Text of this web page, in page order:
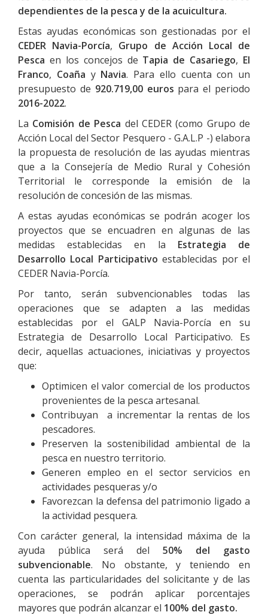
dependientes de la pesca y de la acuicultura.
Estas ayudas económicas son gestionadas por el
CEDER Navia-Porcía, Grupo de Acción Local de
Pesca en los concejos de Tapia de Casariego, El
Franco, Coaña y Navia. Para ello cuenta con un
presupuesto de 920.719,00 euros para el periodo
2016-2022.
La Comisión de Pesca del CEDER (como Grupo de
Acción Local del Sector Pesquero - G.A.L.P -) elabora
la propuesta de resolución de las ayudas mientras
que a la Consejería de Medio Rural y Cohesión
Territorial le corresponde la emisión de la
resolución de concesión de las mismas.
A estas ayudas económicas se podrán acoger los
proyectos que se encuadren en algunas de las
medidas establecidas en la Estrategia de
Desarrollo Local Participativo establecidas por el
CEDER Navia-Porcía.
Por tanto, serán subvencionables todas las
operaciones que se adapten a las medidas
establecidas por el GALP Navia-Porcía en su
Estrategia de Desarrollo Local Participativo. Es
decir, aquellas actuaciones, iniciativas y proyectos
que:
Optimicen el valor comercial de los productos
provenientes de la pesca artesanal.
Contribuyan a incrementar la rentas de los
pescadores.
Preserven la sostenibilidad ambiental de la
pesca en nuestro territorio.
Generen empleo en el sector servicios en
actividades pesqueras y/o
Favorezcan la defensa del patrimonio ligado a
la actividad pesquera.
Con carácter general, la intensidad máxima de la
ayuda pública será del 50% del gasto
subvencionable. No obstante, y teniendo en
cuenta las particularidades del solicitante y de las
operaciones, se podrán aplicar porcentajes
mayores que podrán alcanzar el 100% del gasto.